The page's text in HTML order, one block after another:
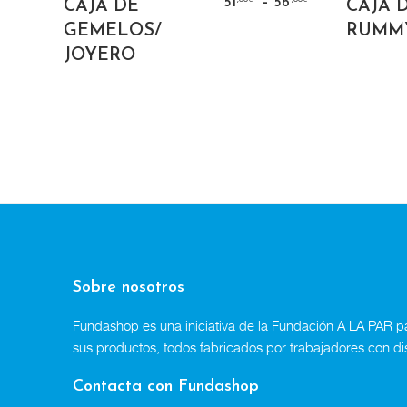
CAJA DE
GEMELOS/
JOYERO
51 56
CAJA
Sobre nosotros
Fundashop es una iniciativa de la Fundación A LA PAR
sus productos, todos fabricados por trabajadores con
Contacta con Fundashop